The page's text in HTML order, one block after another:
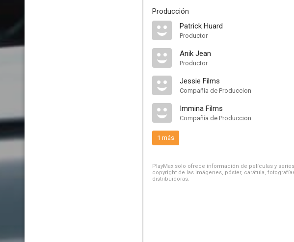
Producción
Patrick Huard
Productor
Anik Jean
Productor
Jessie Films
Compañía de Produccion
Immina Films
Compañía de Produccion
1 más
PlayMax solo ofrece información de películas y
copyright de las imágenes, póster, carátula,
distribuidoras.